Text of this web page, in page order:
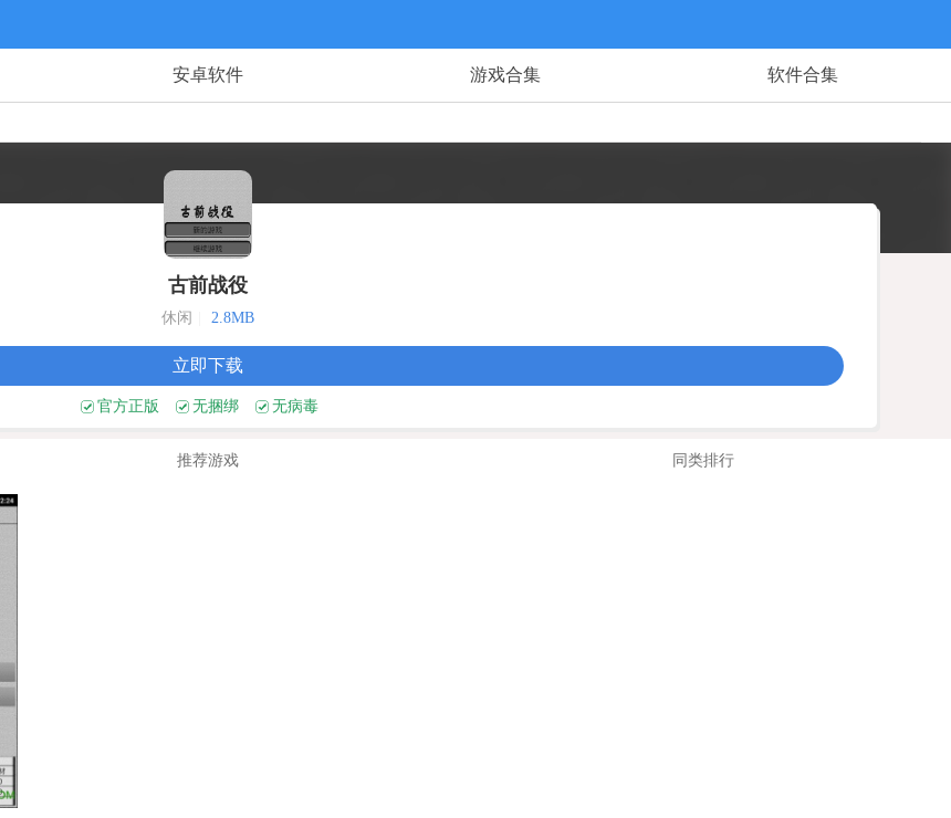
安卓软件 游戏合集 软件合集
古前战役
休闲 2.8MB
立即下载
官方正版 无捆绑 无病毒
推荐游戏 同类排行